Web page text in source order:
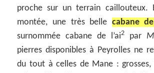
proche sur un terrain caillouteux.
montée, une très belle cabane
surnommée cabane de l’ai2 par
pierres disponibles à Peyrolles ne
du tout à celles de Mane : grosses,